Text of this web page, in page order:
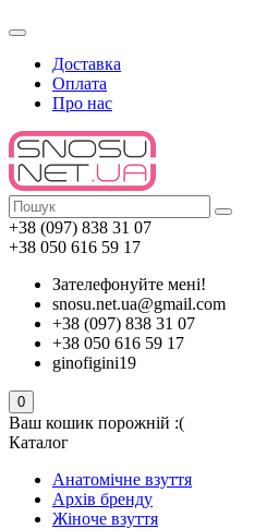
Доставка
Оплата
Про нас
+38 (097) 838 31 07
+38 050 616 59 17
Зателефонуйте мені!
snosu.net.ua@gmail.com
+38 (097) 838 31 07
+38 050 616 59 17
ginofigini19
0
Ваш кошик порожній :(
Каталог
Анатомічне взуття
Архів бренду
Жіноче взуття